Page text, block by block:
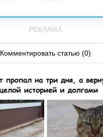
РЕКЛАМА
Комментировать статью (0)